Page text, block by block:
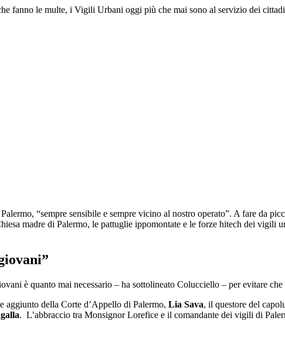
fanno le multe, i Vigili Urbani oggi più che mai sono al servizio dei
“sempre sensibile e sempre vicino al nostro operato”. A fare da
madre di Palermo, le pattuglie ippomontate e le forze hitech dei
è quanto mai necessario – ha sottolineato Colucciello – per evitare
aggiunto della Corte d’Appello di Palermo, Lia Sava, il questore del
. L’abbraccio tra Monsignor Lorefice e il comandante dei vigili di